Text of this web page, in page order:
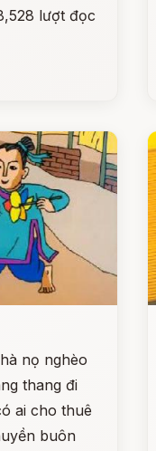
lượt đọc
nọ nghèo
thang đi
ai cho thuê
buôn